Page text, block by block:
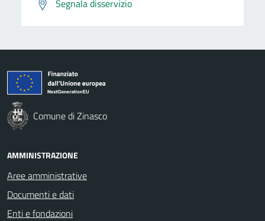
Segnala disservizio
Comune di Zinasco
AMMINISTRAZIONE
Aree amministrative
Documenti e dati
Enti e fondazioni